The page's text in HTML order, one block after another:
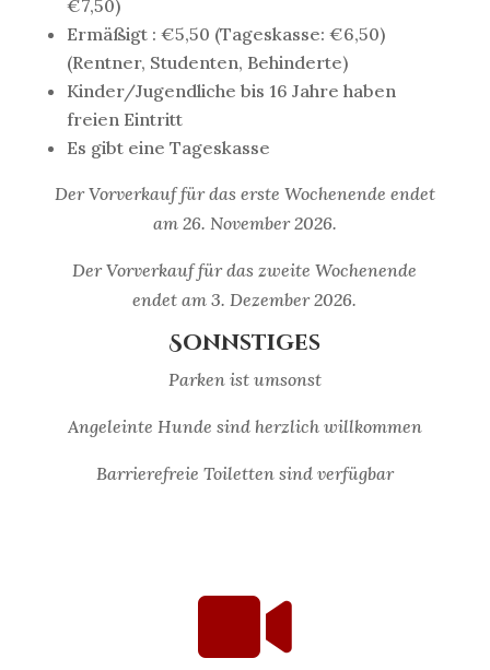
€7,50)
Ermäßigt : €5,50 (Tageskasse: €6,50)
(Rentner, Studenten, Behinderte)
Kinder/Jugendliche bis 16 Jahre haben
freien Eintritt
Es gibt eine Tageskasse
Der Vorverkauf für das erste Wochenende endet
am 26. November 2026.
Der Vorverkauf für das zweite Wochenende
endet am 3. Dezember 2026.
Sonnstiges
Parken ist umsonst
Angeleinte Hunde sind herzlich willkommen
Barrierefreie Toiletten sind verfügbar
